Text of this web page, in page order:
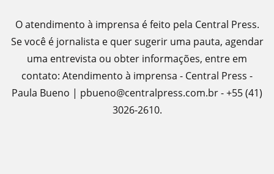
O atendimento à imprensa é feito pela Central Press.
Se você é jornalista e quer sugerir uma pauta, agendar
uma entrevista ou obter informações, entre em
contato: Atendimento à imprensa - Central Press -
Paula Bueno | pbueno@centralpress.com.br - +55 (41)
3026-2610.